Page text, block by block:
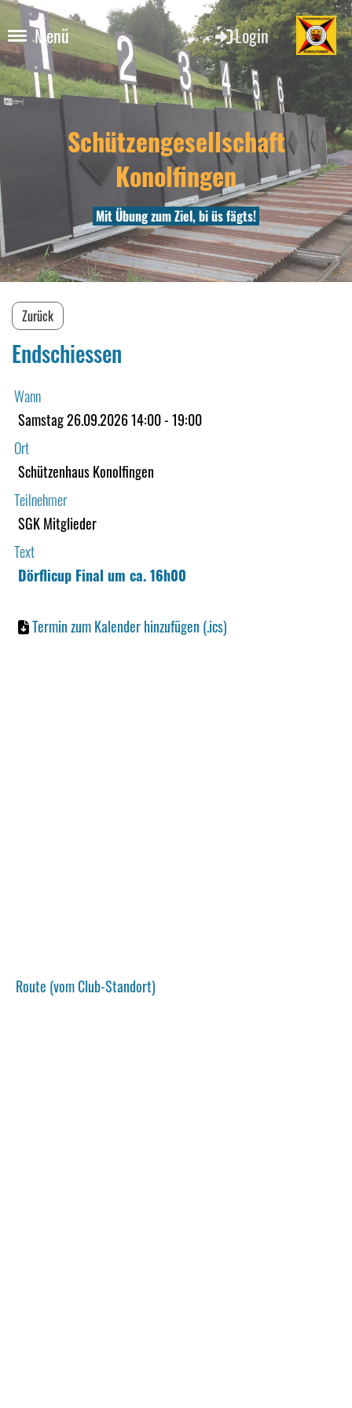
Menü Login
Schützengesellschaft
Konolfingen
Mit Übung zum Ziel, bi üs fägts!
Zurück
Endschiessen
Wann
Samstag 26.09.2026 14:00 - 19:00
Ort
Schützenhaus Konolfingen
Teilnehmer
SGK Mitglieder
Text
Dörflicup Final um ca. 16h00
Termin zum Kalender hinzufügen (.ics)
Route (vom Club-Standort)